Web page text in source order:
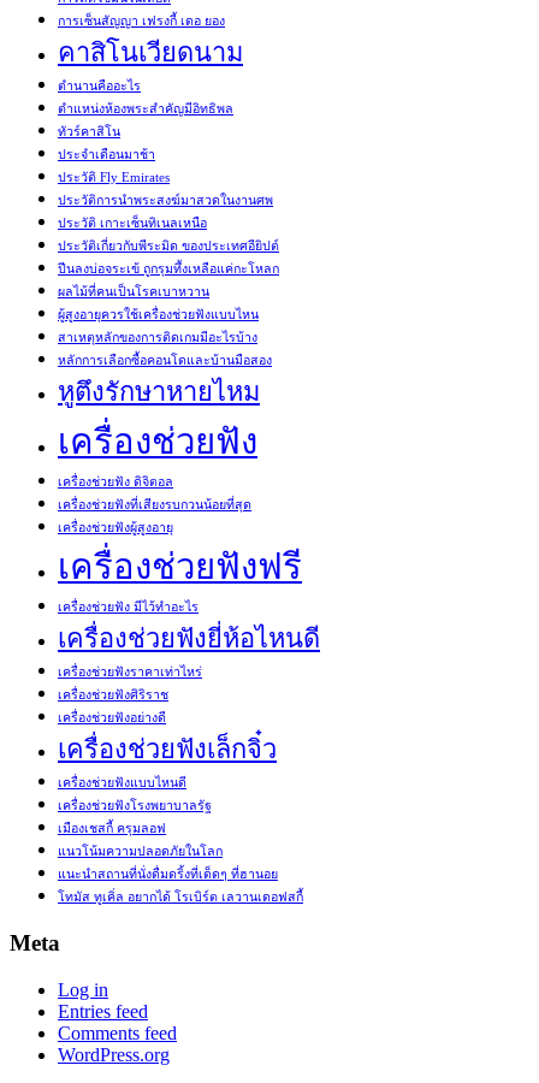
การเซ็นสัญญา เฟรงกี้ เดอ ยอง
คาสิโนเวียดนาม
ตำนานคืออะไร
ตำแหน่งห้องพระสำคัญมีอิทธิพล
ทัวร์คาสิโน
ประจำเดือนมาช้า
ประวัติ Fly Emirates
ประวัติการนำพระสงฆ์มาสวดในงานศพ
ประวัติ เกาะเซ็นทิเนลเหนือ
ประวัติเกี่ยวกับพีระมิด ของประเทศอียิปต์
ปีนลงบ่อจระเข้ ถูกรุมทึ้งเหลือแค่กะโหลก
ผลไม้ที่คนเป็นโรคเบาหวาน
ผู้สูงอายุควรใช้เครื่องช่วยฟังแบบไหน
สาเหตุหลักของการติดเกมมีอะไรบ้าง
หลักการเลือกซื้อคอนโดและบ้านมือสอง
หูตึงรักษาหายไหม
เครื่องช่วยฟัง
เครื่องช่วยฟัง ดิจิตอล
เครื่องช่วยฟังที่เสียงรบกวนน้อยที่สุด
เครื่องช่วยฟังผู้สูงอายุ
เครื่องช่วยฟังฟรี
เครื่องช่วยฟัง มีไว้ทำอะไร
เครื่องช่วยฟังยี่ห้อไหนดี
เครื่องช่วยฟังราคาเท่าไหร่
เครื่องช่วยฟังศิริราช
เครื่องช่วยฟังอย่างดี
เครื่องช่วยฟังเล็กจิ๋ว
เครื่องช่วยฟังแบบไหนดี
เครื่องช่วยฟังโรงพยาบาลรัฐ
เมืองเชสกี้ ครุมลอฟ
แนวโน้มความปลอดภัยในโลก
แนะนำสถานที่นั่งดื่มดริ้งที่เด็ดๆ ที่ฮานอย
โทมัส ทูเคิ่ล อยากได้ โรเบิร์ต เลวานเดอฟสกี้
Meta
Log in
Entries feed
Comments feed
WordPress.org